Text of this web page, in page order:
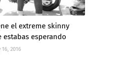
el extreme skinny
estabas esperando
16, 2016